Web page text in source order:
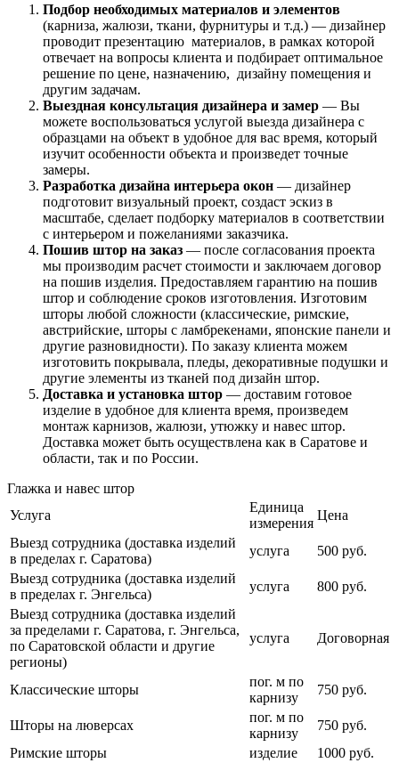
Подбор необходимых материалов и элементов
(карниза, жалюзи, ткани, фурнитуры и т.д.) — дизайнер
проводит презентацию материалов, в рамках которой
отвечает на вопросы клиента и подбирает оптимальное
решение по цене, назначению, дизайну помещения и
другим задачам.
Выездная консультация дизайнера и замер — Вы
можете воспользоваться услугой выезда дизайнера с
образцами на объект в удобное для вас время, который
изучит особенности объекта и произведет точные
замеры.
Разработка дизайна интерьера окон — дизайнер
подготовит визуальный проект, создаст эскиз в
масштабе, сделает подборку материалов в соответствии
с интерьером и пожеланиями заказчика.
Пошив штор на заказ — после согласования проекта
мы производим расчет стоимости и заключаем договор
на пошив изделия. Предоставляем гарантию на пошив
штор и соблюдение сроков изготовления. Изготовим
шторы любой сложности (классические, римские,
австрийские, шторы с ламбрекенами, японские панели и
другие разновидности). По заказу клиента можем
изготовить покрывала, пледы, декоративные подушки и
другие элементы из тканей под дизайн штор.
Доставка и установка штор — доставим готовое
изделие в удобное для клиента время, произведем
монтаж карнизов, жалюзи, утюжку и навес штор.
Доставка может быть осуществлена как в Саратове и
области, так и по России.
Глажка и навес штор
Услуга
Единица
измерения
Цена
Выезд сотрудника (доставка изделий
в пределах г. Саратова)
услуга
500 руб.
Выезд сотрудника (доставка изделий
в пределах г. Энгельса)
услуга
800 руб.
Выезд сотрудника (доставка изделий
за пределами г. Саратова, г. Энгельса,
по Саратовской области и другие
регионы)
услуга Договорная
Классические шторы
пог. м по
карнизу
750 руб.
Шторы на люверсах
пог. м по
карнизу
750 руб.
Римские шторы
изделие
1000 руб.